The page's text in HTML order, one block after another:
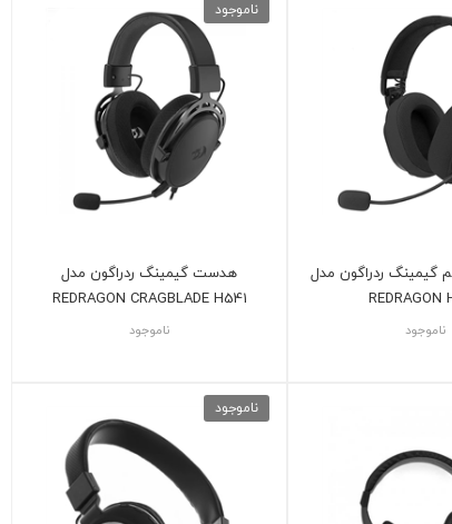
ردراگون مدل
REDRAGON
ناموجود
ناموجود
هدست گیمینگ ردراگون مدل
REDRAGON CRAGBLADE H541
ناموجود
ناموجود